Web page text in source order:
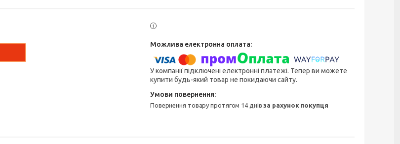
У компанії підключені електронні платежі. Тепер ви можете
купити будь-який товар не покидаючи сайту.
повернення товару протягом 14 днівза рахунок покупця